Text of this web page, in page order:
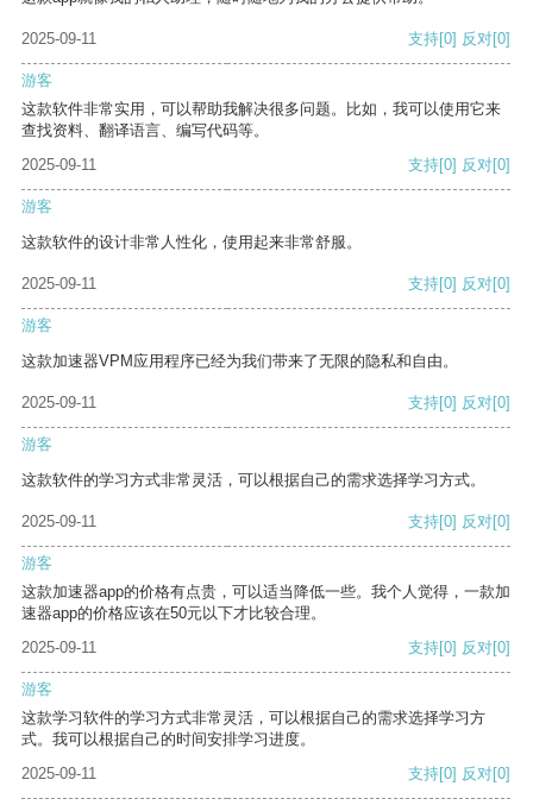
2025-09-11 支持[0] 反对[0]
游客
这款软件非常实用，可以帮助我解决很多问题。比如，我可以使用它来
查找资料、翻译语言、编写代码等。
2025-09-11
支持[0] 反对[0]
游客
这款软件的设计非常人性化，使用起来非常舒服。
2025-09-11 支持[0] 反对[0]
游客
这款加速器VPM应用程序已经为我们带来了无限的隐私和自由。
2025-09-11 支持[0] 反对[0]
游客
这款软件的学习方式非常灵活，可以根据自己的需求选择学习方式。
2025-09-11 支持[0] 反对[0]
游客
这款加速器app的价格有点贵，可以适当降低一些。我个人觉得，一款加
速器app的价格应该在50元以下才比较合理。
2025-09-11
支持[0] 反对[0]
游客
这款学习软件的学习方式非常灵活，可以根据自己的需求选择学习方
式。我可以根据自己的时间安排学习进度。
2025-09-11
支持[0] 反对[0]